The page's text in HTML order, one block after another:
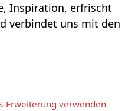
Inspiration, erfrischt
verbindet uns mit den
Erweiterung verwenden